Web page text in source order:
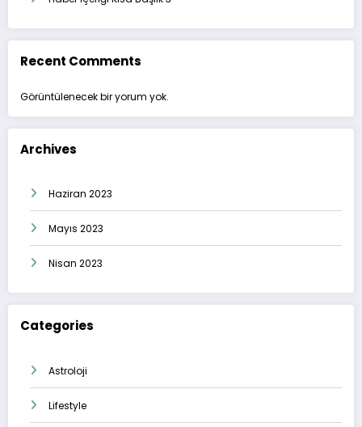
Recent Comments
Görüntülenecek bir yorum yok.
Archives
Haziran 2023
Mayıs 2023
Nisan 2023
Categories
Astroloji
Lifestyle